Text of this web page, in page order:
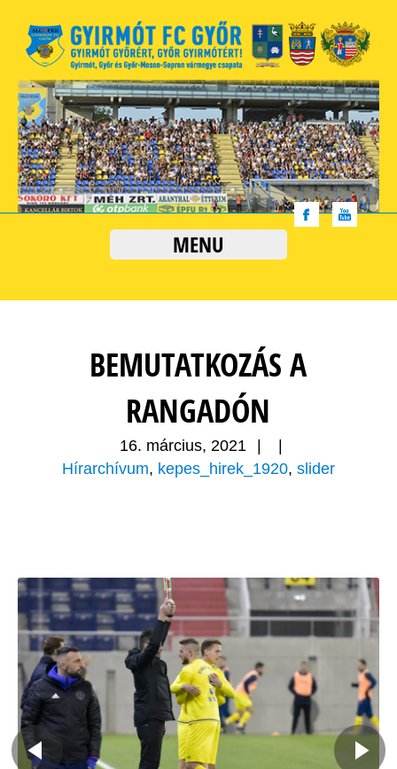
MENU
BEMUTATKOZÁS A
RANGADÓN
16. március, 2021
Hírarchívum, kepes_hirek_1920, slider